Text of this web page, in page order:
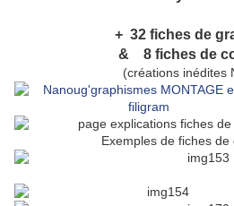
+ 32 fiches de
& 8 fiches de
(créations inédites
Exemples de fiches de